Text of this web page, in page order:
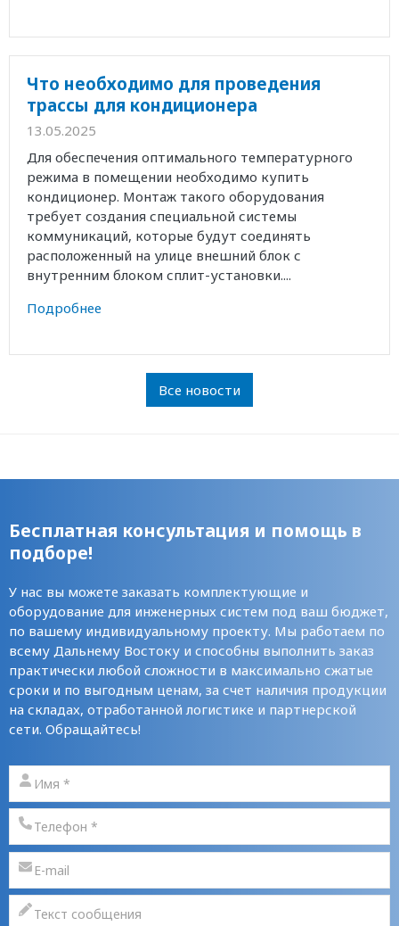
Что необходимо для проведения
трассы для кондиционера
13.05.2025
Для обеспечения оптимального температурного
режима в помещении необходимо купить
кондиционер. Монтаж такого оборудования
требует создания специальной системы
коммуникаций, которые будут соединять
расположенный на улице внешний блок с
внутренним блоком сплит-установки....
Подробнее
Все новости
Бесплатная консультация и помощь в
подборе!
У нас вы можете заказать комплектующие и
оборудование для инженерных систем под ваш бюджет,
по вашему индивидуальному проекту. Мы работаем по
всему Дальнему Востоку и способны выполнить заказ
практически любой сложности в максимально сжатые
сроки и по выгодным ценам, за счет наличия продукции
на складах, отработанной логистике и партнерской
сети. Обращайтесь!